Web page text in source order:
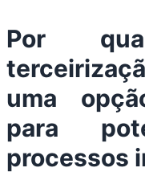
Por
uma
para
processos